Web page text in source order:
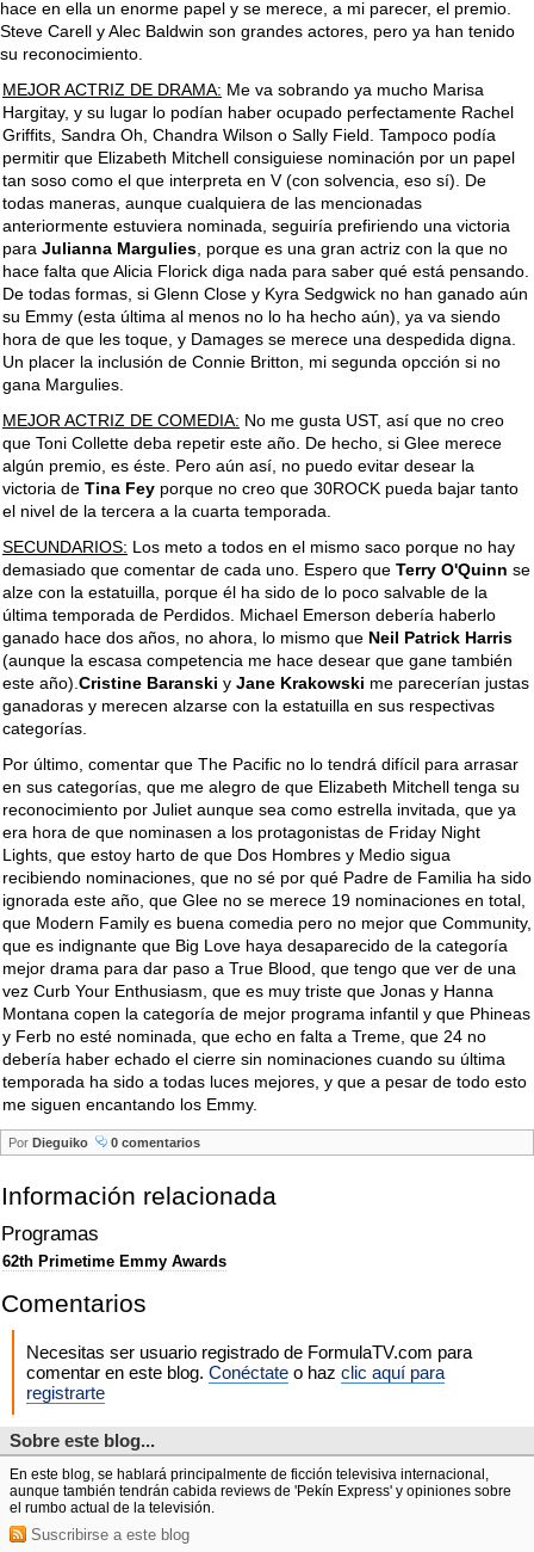
hace en ella un enorme papel y se merece, a mi parecer, el premio.
Steve Carell y Alec Baldwin son grandes actores, pero ya han tenido
su reconocimiento.
MEJOR ACTRIZ DE DRAMA: Me va sobrando ya mucho Marisa
Hargitay, y su lugar lo podían haber ocupado perfectamente Rachel
Griffits, Sandra Oh, Chandra Wilson o Sally Field. Tampoco podía
permitir que Elizabeth Mitchell consiguiese nominación por un papel
tan soso como el que interpreta en V (con solvencia, eso sí). De
todas maneras, aunque cualquiera de las mencionadas
anteriormente estuviera nominada, seguiría prefiriendo una victoria
para Julianna Margulies , porque es una gran actriz con la que no
hace falta que Alicia Florick diga nada para saber qué está pensando.
De todas formas, si Glenn Close y Kyra Sedgwick no han ganado aún
su Emmy (esta última al menos no lo ha hecho aún), ya va siendo
hora de que les toque, y Damages se merece una despedida digna.
Un placer la inclusión de Connie Britton, mi segunda opcción si no
gana Margulies.
MEJOR ACTRIZ DE COMEDIA: No me gusta UST, así que no creo
que Toni Collette deba repetir este año. De hecho, si Glee merece
algún premio, es éste. Pero aún así, no puedo evitar desear la
victoria de Tina Fey porque no creo que 30ROCK pueda bajar tanto
el nivel de la tercera a la cuarta temporada.
SECUNDARIOS: Los meto a todos en el mismo saco porque no hay
demasiado que comentar de cada uno. Espero que Terry O'Quinn se
alze con la estatuilla, porque él ha sido de lo poco salvable de la
última temporada de Perdidos. Michael Emerson debería haberlo
ganado hace dos años, no ahora, lo mismo que Neil Patrick Harris
(aunque la escasa competencia me hace desear que gane también
este año). Cristine Baranski y Jane Krakowski me parecerían justas
ganadoras y merecen alzarse con la estatuilla en sus respectivas
categorías.
Por último, comentar que The Pacific no lo tendrá difícil para arrasar
en sus categorías, que me alegro de que Elizabeth Mitchell tenga su
reconocimiento por Juliet aunque sea como estrella invitada, que ya
era hora de que nominasen a los protagonistas de Friday Night
Lights, que estoy harto de que Dos Hombres y Medio sigua
recibiendo nominaciones, que no sé por qué Padre de Familia ha sido
ignorada este año, que Glee no se merece 19 nominaciones en total,
que Modern Family es buena comedia pero no mejor que Community,
que es indignante que Big Love haya desaparecido de la categoría
mejor drama para dar paso a True Blood, que tengo que ver de una
vez Curb Your Enthusiasm, que es muy triste que Jonas y Hanna
Montana copen la categoría de mejor programa infantil y que Phineas
y Ferb no esté nominada, que echo en falta a Treme, que 24 no
debería haber echado el cierre sin nominaciones cuando su última
temporada ha sido a todas luces mejores, y que a pesar de todo esto
me siguen encantando los Emmy.
Por Dieguiko 0 comentarios
Información relacionada
Programas
62th Primetime Emmy Awards
Comentarios
Necesitas ser usuario registrado de FormulaTV.com para
comentar en este blog. Conéctate o haz clic aquí para
registrarte
Sobre este blog...
En este blog, se hablará principalmente de ficción televisiva internacional,
aunque también tendrán cabida reviews de 'Pekín Express' y opiniones sobre
el rumbo actual de la televisión.
Suscribirse a este blog